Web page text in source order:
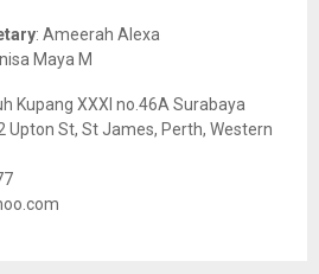
: Ameerah Alexa
Maya M
Kupang XXXI no.46A Surabaya
Upton St, St James, Perth, Western